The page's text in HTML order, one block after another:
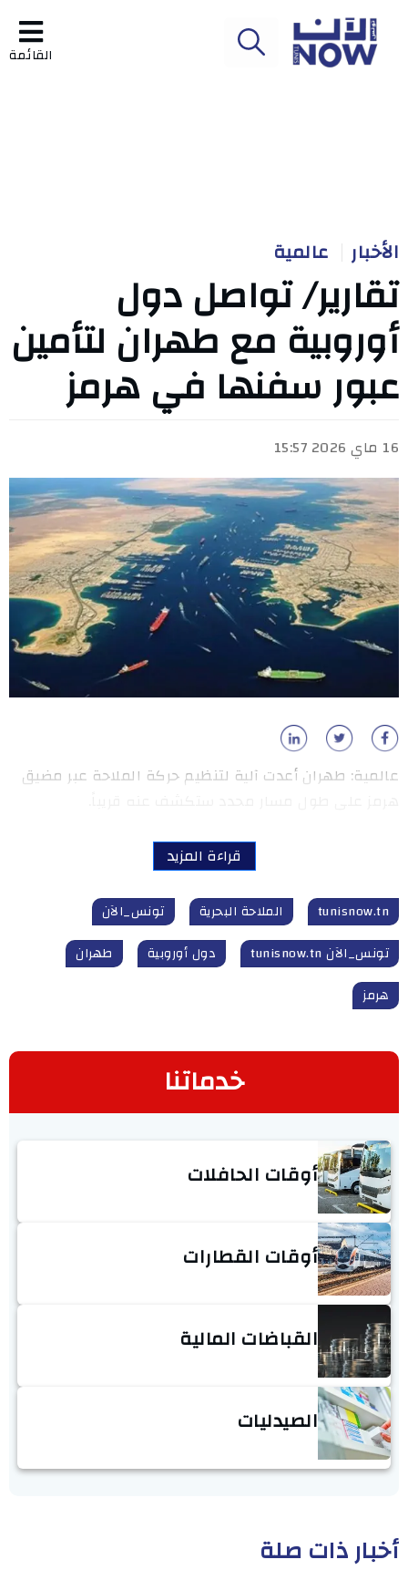
القائمة
الأخبار عالمية
تقارير/ تواصل دول
أوروبية مع طهران لتأمين
عبور سفنها في هرمز
16 ماي 2026 15:57
عالمية: طهران أعدت آلية لتنظيم حركة الملاحة عبر مضيق
قراءة المزيد
tunisnow.tn الملاحة البحرية
تونس_الآن
تونس_الآن tunisnow.tn
دول أوروبية
طهران
هرمز
خدماتنا
أوقات الحافلات
أوقات القطارات
القباضات المالية
الصيدليات
أخبار ذات صلة